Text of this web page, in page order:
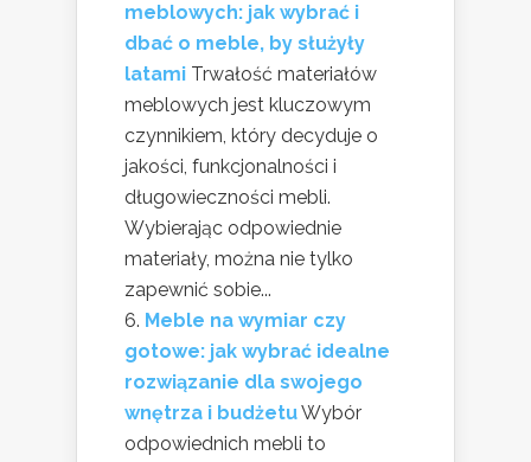
meblowych: jak wybrać i
dbać o meble, by służyły
latami Trwałość materiałów
meblowych jest kluczowym
czynnikiem, który decyduje o
jakości, funkcjonalności i
długowieczności mebli.
Wybierając odpowiednie
materiały, można nie tylko
zapewnić sobie...
Meble na wymiar czy
gotowe: jak wybrać idealne
rozwiązanie dla swojego
wnętrza i budżetuWybór
odpowiednich mebli to